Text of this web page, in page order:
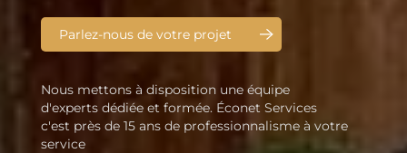
Parlez-nous de votre projet
Nous mettons à disposition une équipe
d'experts dédiée et formée. Éconet Services
c'est près de 15 ans de professionnalisme à votre
service